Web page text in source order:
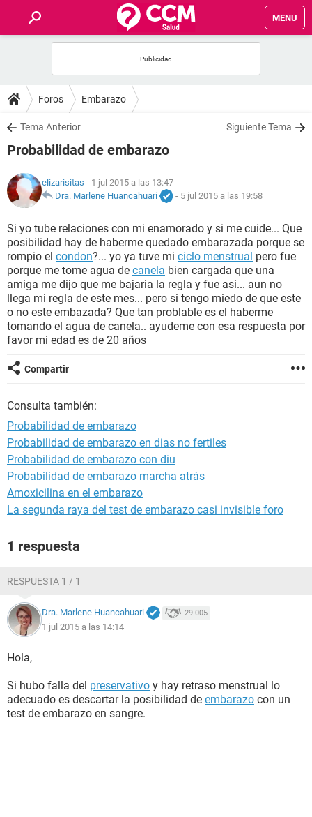
MENU
FOROS
SALUD
NUTRICIÓN
BIENESTAR
SEXUALIDAD
GLOSARIO
Foros Embarazo
Tema Anterior Siguiente Tema
Probabilidad de embarazo
elizarisitas - 1 jul 2015 a las 13:47
Dra. Marlene Huancahuari
- 5 jul 2015 a las 19:58
Si yo tube relaciones con mi enamorado y si me cuide... Que
posibilidad hay de haberme quedado embarazada porque se
rompio el condon?... yo ya tuve mi ciclo menstrual pero fue
porque me tome agua de canela bien cargada que una
amiga me dijo que me bajaria la regla y fue asi... aun no
llega mi regla de este mes... pero si tengo miedo de que este
o no este embazada? Que tan problable es el haberme
tomando el agua de canela.. ayudeme con esa respuesta por
favor mi edad es de 20 años
Compartir
Consulta también:
Probabilidad de embarazo
Probabilidad de embarazo en dias no fertiles
Probabilidad de embarazo con diu
Probabilidad de embarazo marcha atrás
Amoxicilina en el embarazo
La segunda raya del test de embarazo casi invisible foro
1 respuesta
RESPUESTA 1 / 1
Dra. Marlene Huancahuari 29.005
1 jul 2015 a las 14:14
Hola,
Si hubo falla del preservativo y hay retraso menstrual lo
adecuado es descartar la posibilidad de embarazo con un
test de embarazo en sangre.